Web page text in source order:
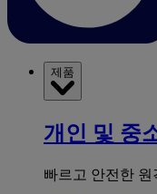
제품
개인 및 중
빠르고 안전한